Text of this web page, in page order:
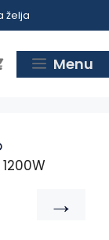
želja
Menu
→